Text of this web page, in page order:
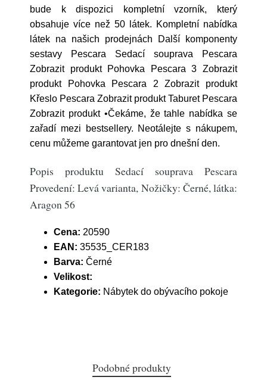
bude k dispozici kompletní vzorník, který
obsahuje více než 50 látek. Kompletní nabídka
látek na našich prodejnách Další komponenty
sestavy Pescara Sedací souprava Pescara
Zobrazit produkt Pohovka Pescara 3 Zobrazit
produkt Pohovka Pescara 2 Zobrazit produkt
Křeslo Pescara Zobrazit produkt Taburet Pescara
Zobrazit produkt •Čekáme, že tahle nabídka se
zařadí mezi bestsellery. Neotálejte s nákupem,
cenu můžeme garantovat jen pro dnešní den.
Popis produktu Sedací souprava Pescara
Provedení: Levá varianta, Nožičky: Černé, látka:
Aragon 56
Cena: 20590
EAN: 35535_CER183
Barva: Černé
Velikost:
Kategorie: Nábytek do obývacího pokoje
Podobné produkty